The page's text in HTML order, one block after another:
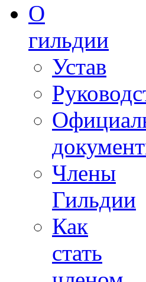
О
гильдии
Устав
Члены
Гильдии
Как
стать